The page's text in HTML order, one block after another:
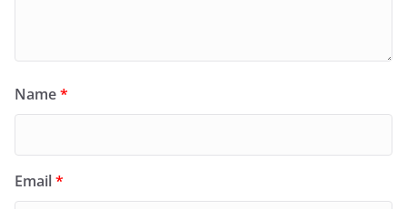
Name*
Email*